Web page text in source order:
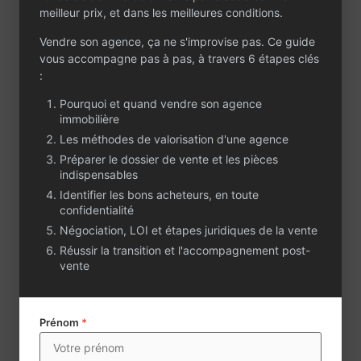
dirigeants
conseillers en
transaction
expérimentés et
présents depuis
plusieurs années,
l’agence s’appuie sur
un stock de mandats
conséquent, dont
près de la moitié en
exclusivité,
garantissant une
activité récurrente et
sécurisée. Elle
dispose également
de gestion,
actuellement
administré en
nourrice, offrant une
meilleur prix, et dans les meilleures conditions.
Vendre son agence, ça ne s'improvise pas. Ce guide
vous accompagne pas à pas, à travers 6 étapes clés
:
Pourquoi et quand vendre son agence
immobilière
Les méthodes de valorisation d'une agence
Préparer le dossier de vente et les pièces
indispensables
Identifier les bons acheteurs, en toute
confidentialité
Négociation, LOI et étapes juridiques de la vente
Réussir la transition et l'accompagnement post-
vente
Prénom *